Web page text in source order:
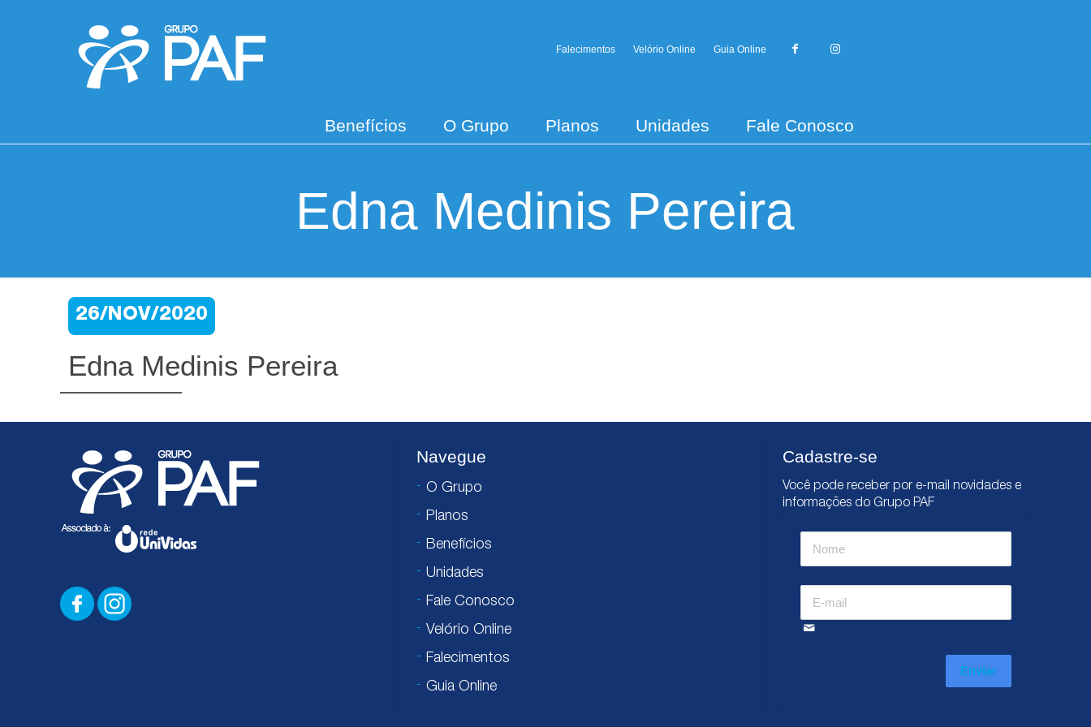
Falecimentos Velório Online Guia Online
Benefícios O Grupo Planos Unidades Fale Conosco
Edna Medinis Pereira
26/NOV/2020
Edna Medinis Pereira
Navegue
O Grupo
Planos
Benefícios
Unidades
Fale Conosco
Velório Online
Falecimentos
Guia Online
Cadastre-se
Você pode receber por e-mail novidades e
informações do Grupo PAF
Enviar